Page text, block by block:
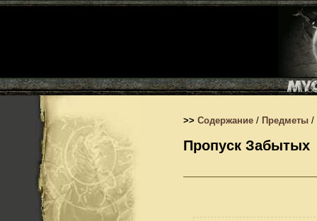
>> Содержание / Предметы /
Пропуск Забытых